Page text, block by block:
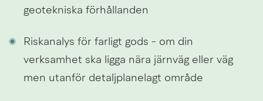
geotekniska förhållanden
Riskanalys för farligt gods - om din
verksamhet ska ligga nära järnväg eller väg
men utanför detaljplanelagt område